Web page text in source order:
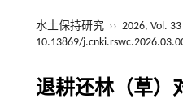
水土保持研究 ›› 2026, Vol. 33
10.13869/
退耕还林（草）